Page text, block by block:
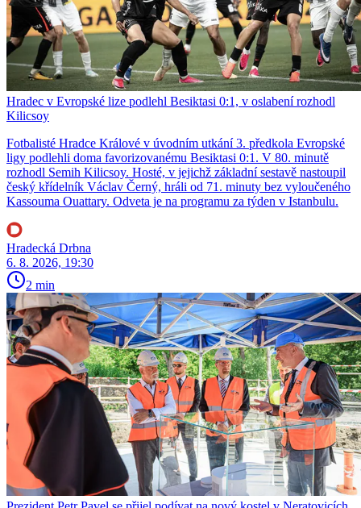
Hradec v Evropské lize podlehl Besiktasi 0:1, v oslabení rozhodl
Kilicsoy
Fotbalisté Hradce Králové v úvodním utkání 3. předkola Evropské
ligy podlehli doma favorizovanému Besiktasi 0:1. V 80. minutě
rozhodl Semih Kilicsoy. Hosté, v jejichž základní sestavě nastoupil
český křídelník Václav Černý, hráli od 71. minuty bez vyloučeného
Kassouma Ouattary. Odveta je na programu za týden v Istanbulu.
Hradecká Drbna
6. 8. 2026, 19:30
2 min